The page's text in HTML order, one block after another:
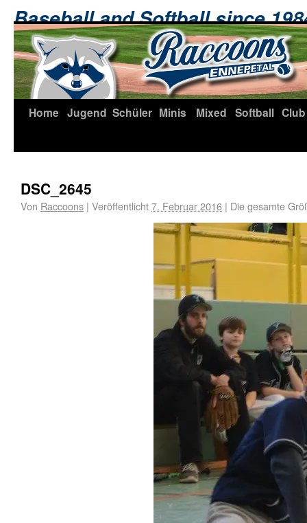
Baseball and Softball since
Home Jugend Schüler Minis Mixed Softball Club
DSC_2645
Von Raccoons | Veröffentlicht7. Februar 2016 | Die gesamte